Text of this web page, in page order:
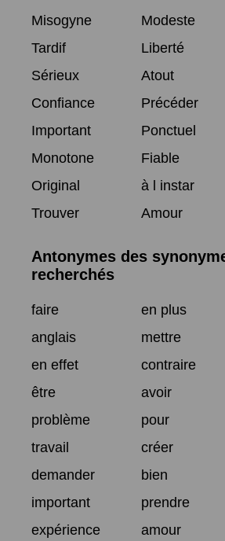
Misogyne
Modeste
Tardif
Liberté
Sérieux
Atout
Confiance
Précéder
Important
Ponctuel
Monotone
Fiable
Original
à l instar
Trouver
Amour
Antonymes des
recherchés
faire
en plus
anglais
mettre
en effet
contraire
être
avoir
problème
pour
travail
créer
demander
bien
important
prendre
expérience
amour